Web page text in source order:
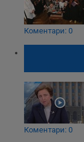
Коментари: 0
Коментари: 0